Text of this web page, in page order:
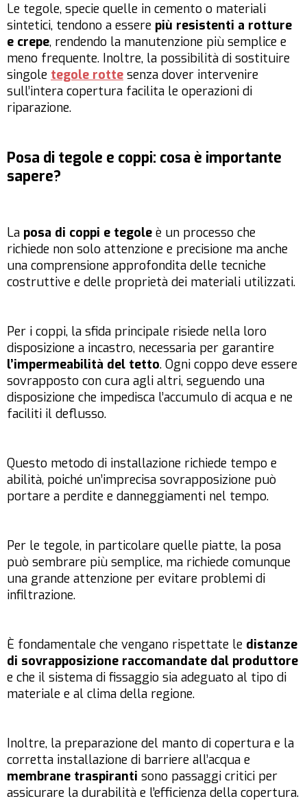
Le tegole, specie quelle in cemento o materiali
sintetici, tendono a essere più resistenti a rotture
e crepe, rendendo la manutenzione più semplice e
meno frequente. Inoltre, la possibilità di sostituire
singole tegole rotte senza dover intervenire
sull’intera copertura facilita le operazioni di
riparazione.
Posa di tegole e coppi: cosa è importante
sapere?
La posa di coppi e tegole è un processo che
richiede non solo attenzione e precisione ma anche
una comprensione approfondita delle tecniche
costruttive e delle proprietà dei materiali utilizzati.
Per i coppi, la sfida principale risiede nella loro
disposizione a incastro, necessaria per garantire
l’impermeabilità del tetto. Ogni coppo deve essere
sovrapposto con cura agli altri, seguendo una
disposizione che impedisca l’accumulo di acqua e ne
faciliti il deflusso.
Questo metodo di installazione richiede tempo e
abilità, poiché un’imprecisa sovrapposizione può
portare a perdite e danneggiamenti nel tempo.
Per le tegole, in particolare quelle piatte, la posa
può sembrare più semplice, ma richiede comunque
una grande attenzione per evitare problemi di
infiltrazione.
È fondamentale che vengano rispettate le distanze
di sovrapposizione raccomandate dal produttore
e che il sistema di fissaggio sia adeguato al tipo di
materiale e al clima della regione.
Inoltre, la preparazione del manto di copertura e la
corretta installazione di barriere all’acqua e
membrane traspiranti sono passaggi critici per
assicurare la durabilità e l’efficienza della copertura.